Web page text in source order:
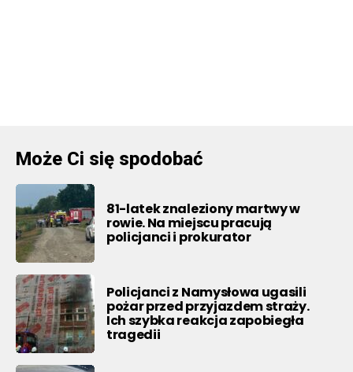
Może Ci się spodobać
81-latek znaleziony martwy w
rowie. Na miejscu pracują
policjanci i prokurator
Policjanci z Namysłowa ugasili
pożar przed przyjazdem straży.
Ich szybka reakcja zapobiegła
tragedii